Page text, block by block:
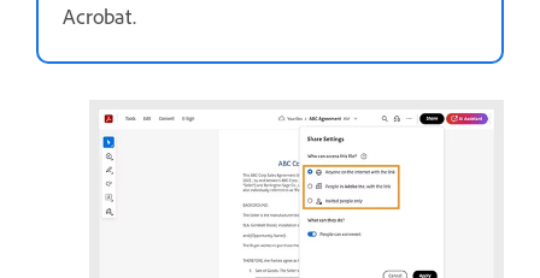
Acrobat.